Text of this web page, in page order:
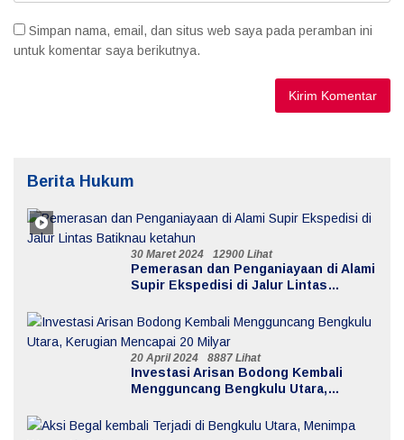
Simpan nama, email, dan situs web saya pada peramban ini
untuk komentar saya berikutnya.
Berita Hukum
30 Maret 2024 12900 Lihat
Pemerasan dan Penganiayaan di Alami
Supir Ekspedisi di Jalur Lintas
20 April 2024 8887 Lihat
Investasi Arisan Bodong Kembali
Mengguncang Bengkulu Utara,